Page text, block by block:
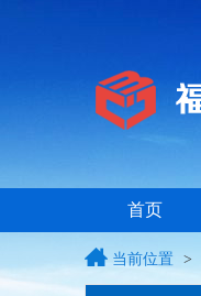
首页
当前位置 >